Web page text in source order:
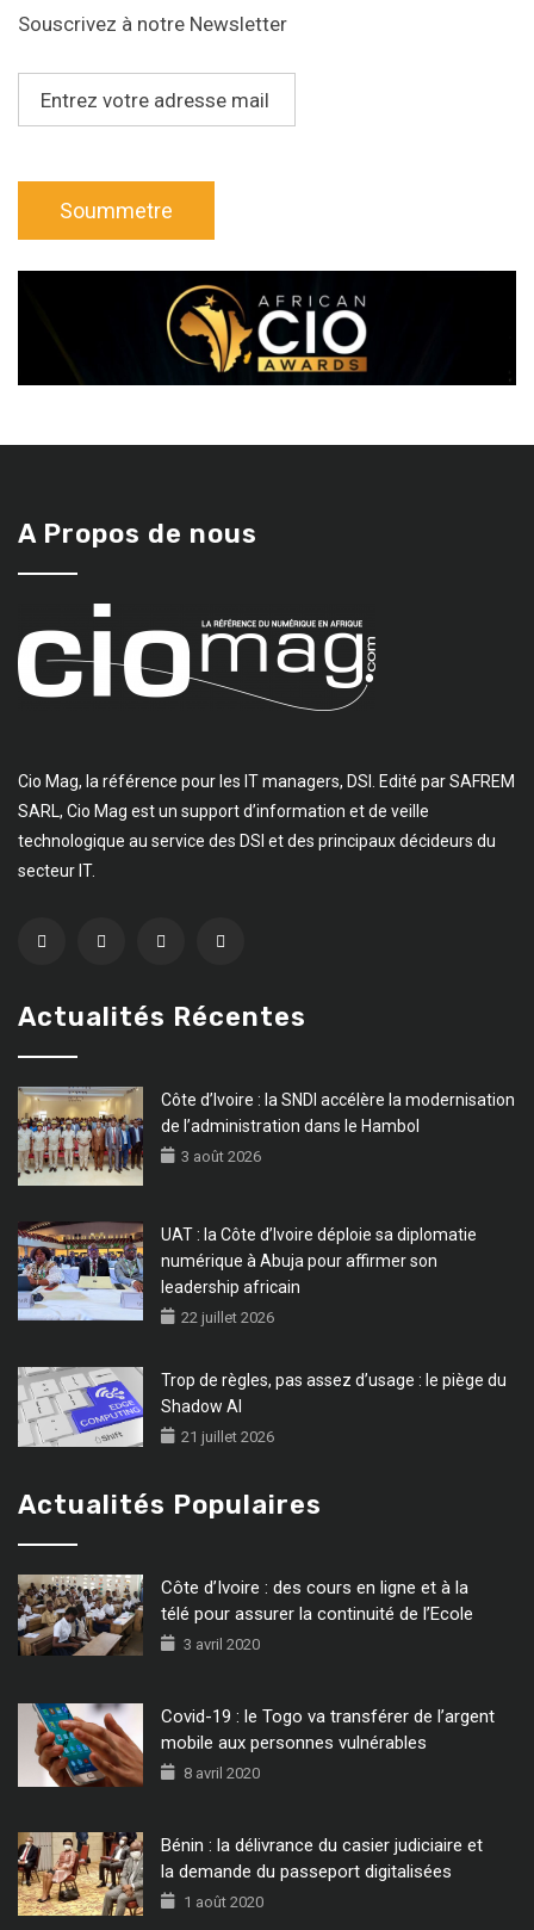
Souscrivez à notre Newsletter
A Propos de nous
Cio Mag, la référence pour les IT managers, DSI. Edité par SAFREM
SARL, Cio Mag est un support d’information et de veille
technologique au service des DSI et des principaux décideurs du
secteur IT.
Actualités Récentes
Côte d’Ivoire : la SNDI accélère la modernisation
de l’administration dans le Hambol
3 août 2026
UAT : la Côte d’Ivoire déploie sa diplomatie
numérique à Abuja pour affirmer son
leadership africain
22 juillet 2026
Trop de règles, pas assez d’usage : le piège du
Shadow AI
21 juillet 2026
Actualités Populaires
Côte d’Ivoire : des cours en ligne et à la
télé pour assurer la continuité de l’Ecole
3 avril 2020
Covid-19 : le Togo va transférer de l’argent
mobile aux personnes vulnérables
8 avril 2020
Bénin : la délivrance du casier judiciaire et
la demande du passeport digitalisées
1 août 2020